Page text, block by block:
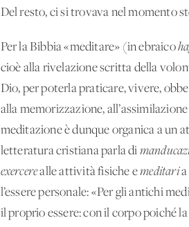
Del resto, ci si trovava nel momento
Per la Bibbia «meditare» (in ebraico
cioè alla rivelazione scritta della
Dio, per poterla praticare, vivere,
alla memorizzazione,
meditazione è dunque organica a un
letteratura cristiana parla di
exercerealle attività fisiche emeditari
l’essere personale: «Per gli antichi
il proprio essere: con il corpo poiché